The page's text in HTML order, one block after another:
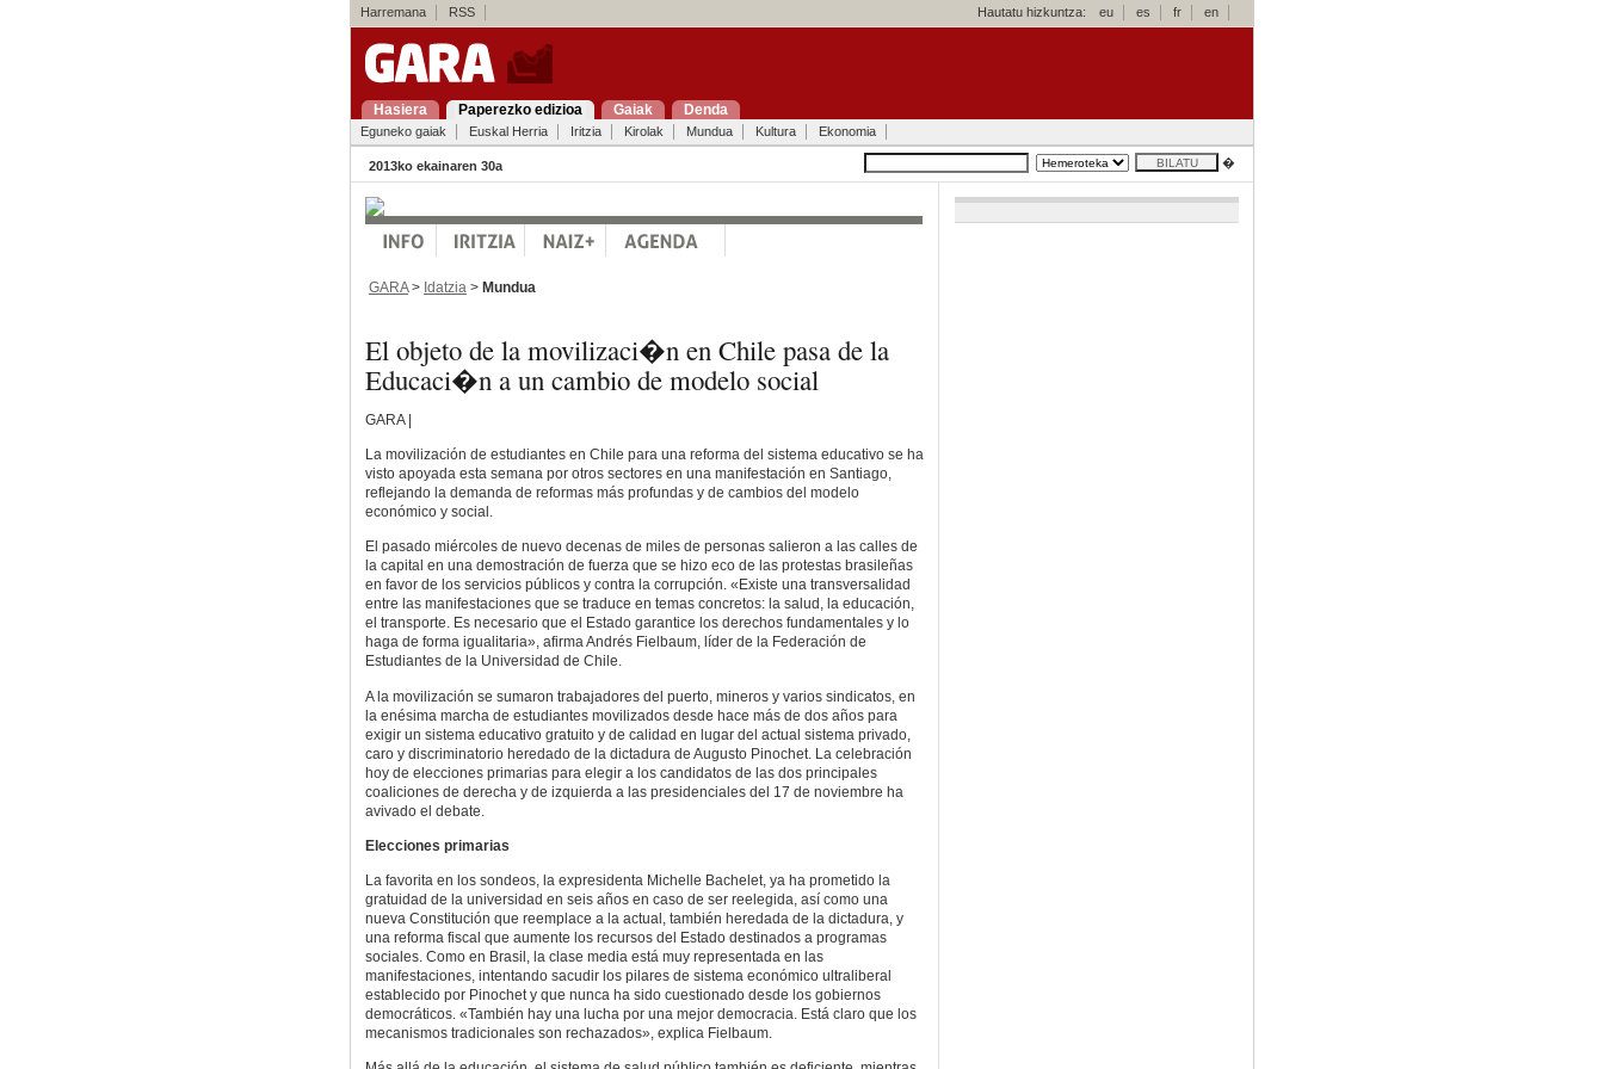
Harremana RSS Hautatu hizkuntza: eu es fr en
Hasiera Paperezko edizioa Gaiak Denda
Eguneko gaiak Euskal Herria Iritzia Kirolak Mundua Kultura Ekonomia
2013ko ekainaren 30a �
GARA> Idatzia > Mundua
El objeto de la movilizaci�n en Chile pasa de la
Educaci�n a un cambio de modelo social
GARA |
La movilización de estudiantes en Chile para una reforma del sistema educativo se ha
visto apoyada esta semana por otros sectores en una manifestación en Santiago,
reflejando la demanda de reformas más profundas y de cambios del modelo
económico y social.
El pasado miércoles de nuevo decenas de miles de personas salieron a las calles de
la capital en una demostración de fuerza que se hizo eco de las protestas brasileñas
en favor de los servicios públicos y contra la corrupción. «Existe una transversalidad
entre las manifestaciones que se traduce en temas concretos: la salud, la educación,
el transporte. Es necesario que el Estado garantice los derechos fundamentales y lo
haga de forma igualitaria», afirma Andrés Fielbaum, líder de la Federación de
Estudiantes de la Universidad de Chile.
A la movilización se sumaron trabajadores del puerto, mineros y varios sindicatos, en
la enésima marcha de estudiantes movilizados desde hace más de dos años para
exigir un sistema educativo gratuito y de calidad en lugar del actual sistema privado,
caro y discriminatorio heredado de la dictadura de Augusto Pinochet. La celebración
hoy de elecciones primarias para elegir a los candidatos de las dos principales
coaliciones de derecha y de izquierda a las presidenciales del 17 de noviembre ha
avivado el debate.
Elecciones primarias
La favorita en los sondeos, la expresidenta Michelle Bachelet, ya ha prometido la
gratuidad de la universidad en seis años en caso de ser reelegida, así como una
nueva Constitución que reemplace a la actual, también heredada de la dictadura, y
una reforma fiscal que aumente los recursos del Estado destinados a programas
sociales. Como en Brasil, la clase media está muy representada en las
manifestaciones, intentando sacudir los pilares de sistema económico ultraliberal
establecido por Pinochet y que nunca ha sido cuestionado desde los gobiernos
democráticos. «También hay una lucha por una mejor democracia. Está claro que los
mecanismos tradicionales son rechazados», explica Fielbaum.